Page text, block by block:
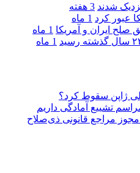
شدند 3 هفته
1 ماه
صلح ایران و آمریکا 1 ماه
1 ماه
ژاپن سقوط کرد؟
تشییع آمادگی داریم
مجوز مراجع قانونی ذی‌‏صلاح